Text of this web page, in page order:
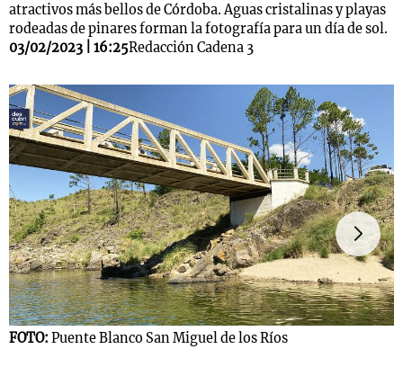
atractivos más bellos de Córdoba. Aguas cristalinas y playas
rodeadas de pinares forman la fotografía para un día de sol.
03/02/2023 | 16:25Redacción Cadena 3
FOTO: Puente Blanco San Miguel de los Ríos
Notas
Notas